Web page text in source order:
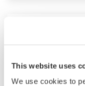
This website uses
We use cookies to